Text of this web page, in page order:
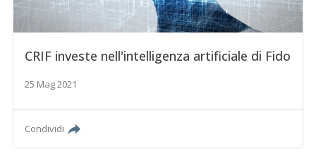
CRIF investe nell'intelligenza artificiale di Fido
25 Mag 2021
Condividi